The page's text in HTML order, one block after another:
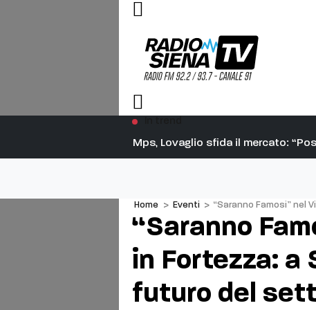
Mps, Lovaglio sfida il mercato:
Home > Eventi > “Saranno Famosi” nel
“Saranno
in Fortezza: a
futuro del